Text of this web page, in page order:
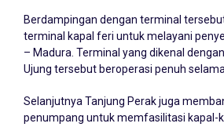
Berdampingan dengan terminal
terminal kapal feri untuk melayani
– Madura. Terminal yang dikenal
Ujung tersebut beroperasi penuh
Selanjutnya Tanjung Perak juga
penumpang untuk memfasilitasi kapal-